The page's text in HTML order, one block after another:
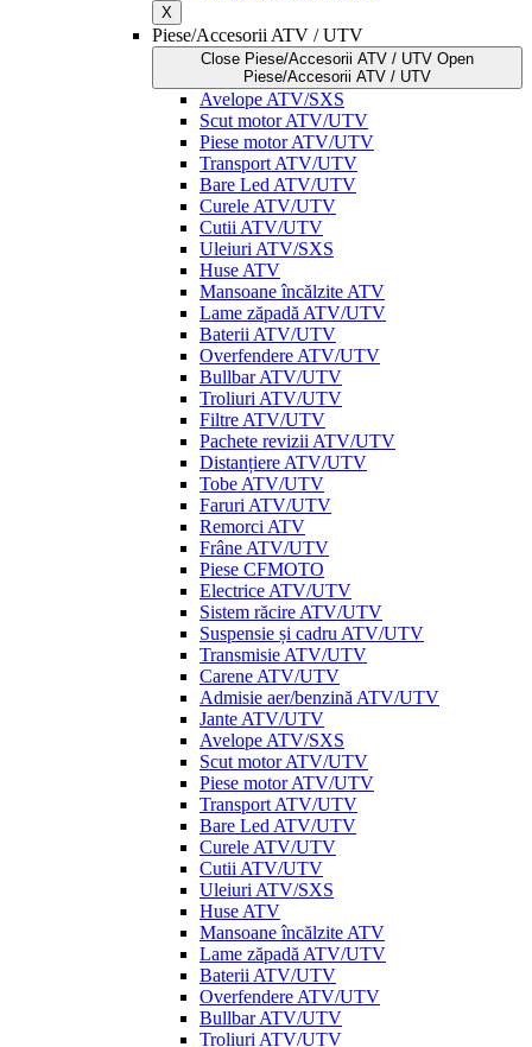
X
Piese/Accesorii ATV / UTV
Close Piese/Accesorii ATV / UTV Open
Piese/Accesorii ATV / UTV
Avelope ATV/SXS
Scut motor ATV/UTV
Piese motor ATV/UTV
Transport ATV/UTV
Bare Led ATV/UTV
Curele ATV/UTV
Cutii ATV/UTV
Uleiuri ATV/SXS
Huse ATV
Mansoane încălzite ATV
Lame zăpadă ATV/UTV
Baterii ATV/UTV
Overfendere ATV/UTV
Bullbar ATV/UTV
Troliuri ATV/UTV
Filtre ATV/UTV
Pachete revizii ATV/UTV
Distanțiere ATV/UTV
Tobe ATV/UTV
Faruri ATV/UTV
Remorci ATV
Frâne ATV/UTV
Piese CFMOTO
Electrice ATV/UTV
Sistem răcire ATV/UTV
Suspensie și cadru ATV/UTV
Transmisie ATV/UTV
Carene ATV/UTV
Admisie aer/benzină ATV/UTV
Jante ATV/UTV
Avelope ATV/SXS
Scut motor ATV/UTV
Piese motor ATV/UTV
Transport ATV/UTV
Bare Led ATV/UTV
Curele ATV/UTV
Cutii ATV/UTV
Uleiuri ATV/SXS
Huse ATV
Mansoane încălzite ATV
Lame zăpadă ATV/UTV
Baterii ATV/UTV
Overfendere ATV/UTV
Bullbar ATV/UTV
Troliuri ATV/UTV